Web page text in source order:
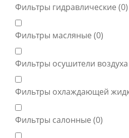
Фильтры гидравлические (0)
Фильтры масляные (0)
Фильтры осушители воздуха
Фильтры охлаждающей
Фильтры салонные (0)